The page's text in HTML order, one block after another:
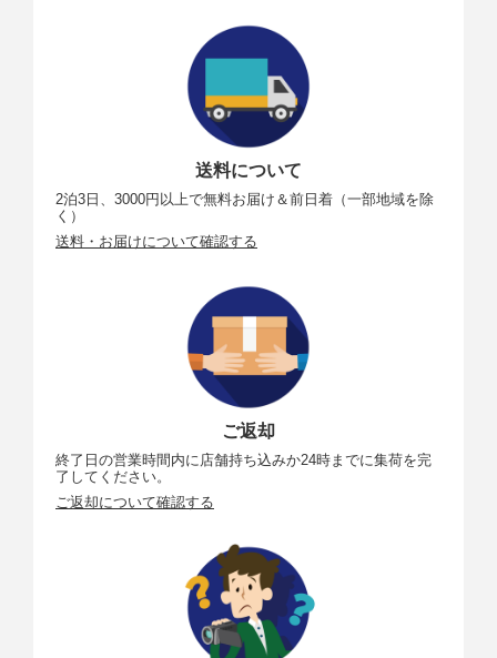
送料について
2泊3日、3000円以上で無料お届け＆前日着（一部地域を除
く）
送料・お届けについて確認する
ご返却
終了日の営業時間内に店舗持ち込みか24時までに集荷を完
了してください。
ご返却について確認する